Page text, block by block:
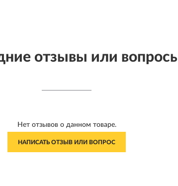
отзывы или
Нет отзывов о данном товаре.
НАПИСАТЬ ОТЗЫВ ИЛИ ВОПРОС